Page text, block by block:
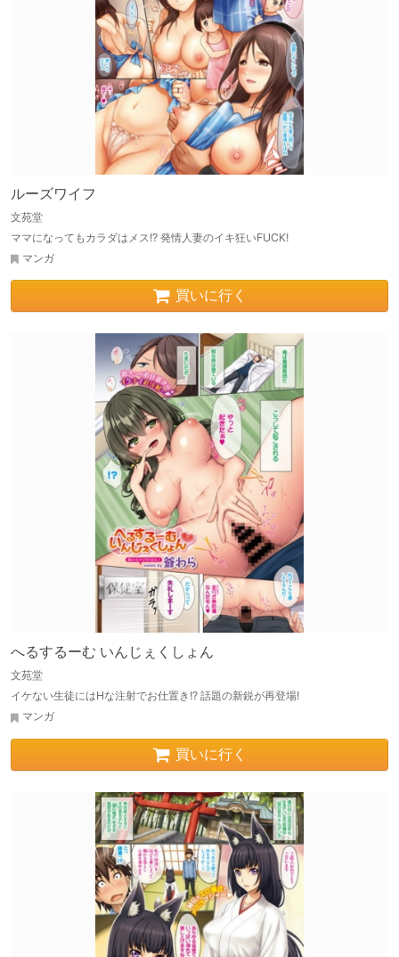
ルーズワイフ
文苑堂
ママになってもカラダはメス!? 発情人妻のイキ狂いFUCK!
マンガ
買いに行く
へるするーむ いんじぇくしょん
文苑堂
イケない生徒にはHな注射でお仕置き!? 話題の新鋭が再登場!
マンガ
買いに行く